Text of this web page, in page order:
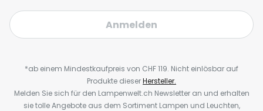
Anmelden
*ab einem Mindestkaufpreis von CHF 119. Nicht einlösbar auf
Produkte dieserHersteller.
Melden Sie sich für den Lampenwelt.ch Newsletter an und erhalten
sie tolle Angebote aus dem Sortiment Lampen und Leuchten,